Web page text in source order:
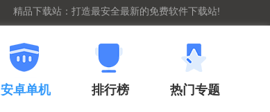
精品下载站：打造最安全最新的免费软件下载站!
安卓单机 排行榜 热门专题